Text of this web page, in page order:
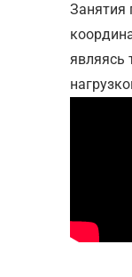
Занятия
являясь